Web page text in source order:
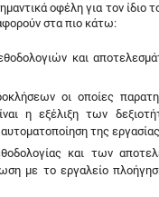
οφέλη για τον ίδιο
στα πιο κάτω:
και
οι οποίες
η εξέλιξη των
της
και των
με το εργαλείο